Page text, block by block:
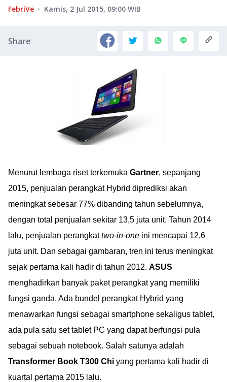
FebriVe Kamis, 2 Jul 2015, 09:00 WIB
Share
Menurut lembaga riset terkemuka Gartner, sepanjang
2015, penjualan perangkat Hybrid diprediksi akan
meningkat sebesar 77% dibanding tahun sebelumnya,
dengan total penjualan sekitar 13,5 juta unit. Tahun 2014
lalu, penjualan perangkattwo-in-one ini mencapai 12,6
juta unit. Dan sebagai gambaran, tren ini terus meningkat
sejak pertama kali hadir di tahun 2012. ASUS
menghadirkan banyak paket perangkat yang memiliki
fungsi ganda. Ada bundel perangkat Hybrid yang
menawarkan fungsi sebagai smartphone sekaligus tablet,
ada pula satu set tablet PC yang dapat berfungsi pula
sebagai sebuah notebook. Salah satunya adalah
Transformer Book T300 Chi yang pertama kali hadir di
kuartal pertama 2015 lalu.